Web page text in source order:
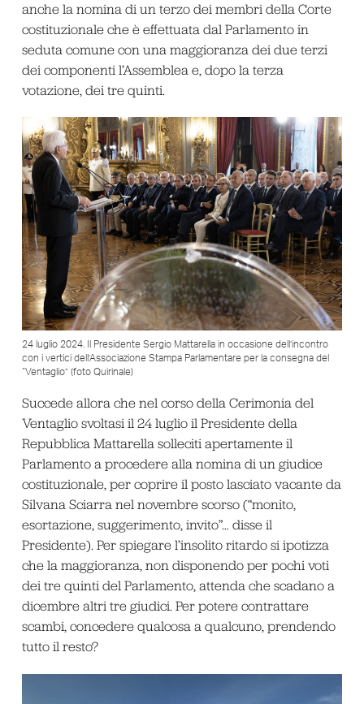
anche la nomina di un terzo dei membri della Corte
costituzionale che è effettuata dal Parlamento in
seduta comune con una maggioranza dei due terzi
dei componenti l’Assemblea e, dopo la terza
votazione, dei tre quinti.
24 luglio 2024. Il Presidente Sergio Mattarella in occasione dell’incontro
con i vertici dell’Associazione Stampa Parlamentare per la consegna del
“Ventaglio” (foto Quirinale)
Succede allora che nel corso della Cerimonia del
Ventaglio svoltasi il 24 luglio il Presidente della
Repubblica Mattarella solleciti apertamente il
Parlamento a procedere alla nomina di un giudice
costituzionale, per coprire il posto lasciato vacante da
Silvana Sciarra nel novembre scorso (“monito,
esortazione, suggerimento, invito”… disse il
Presidente). Per spiegare l’insolito ritardo si ipotizza
che la maggioranza, non disponendo per pochi voti
dei tre quinti del Parlamento, attenda che scadano a
dicembre altri tre giudici. Per potere contrattare
scambi, concedere qualcosa a qualcuno, prendendo
tutto il resto?